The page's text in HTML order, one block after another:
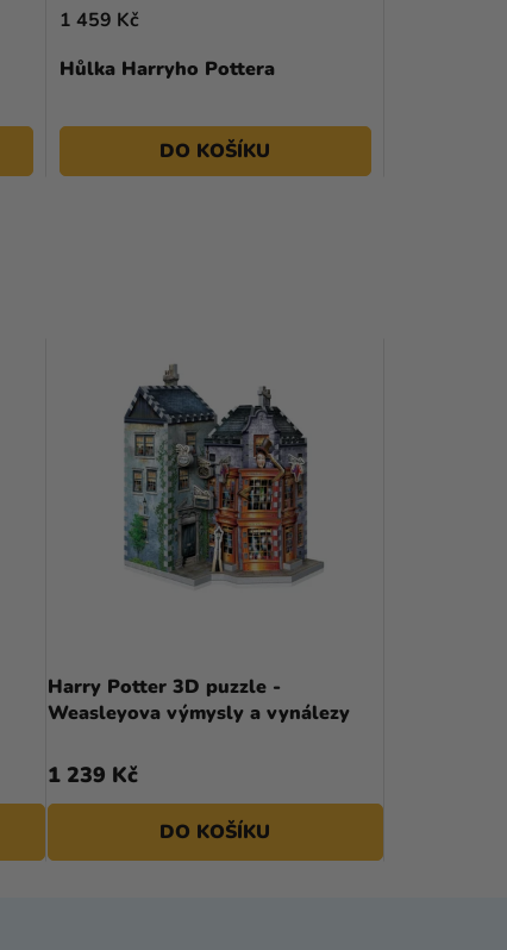
Hůlka Harryho Pottera
1 459 Kč
DO KOŠÍKU
Harry Potter 3D puzzle -
Weasleyova výmysly a vynálezy
1 239 Kč
DO KOŠÍKU